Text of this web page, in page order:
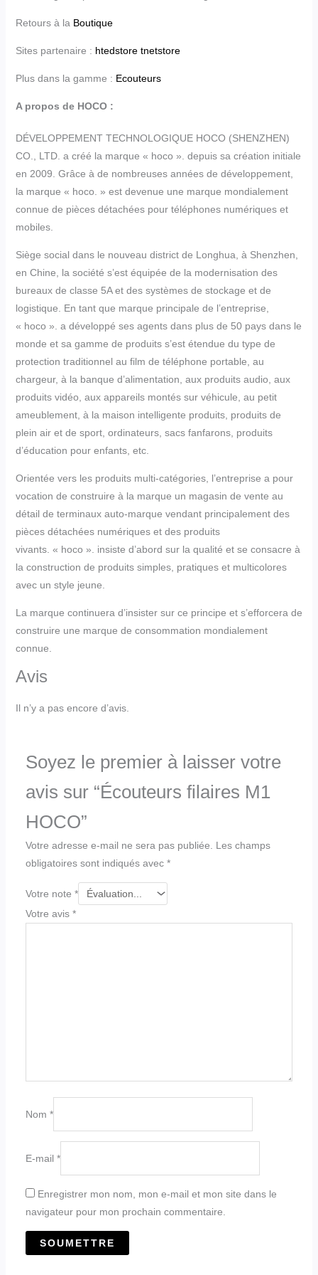
Retours à la Boutique
Sites partenaire : htedstore tnetstore
Plus dans la gamme : Ecouteurs
A propos de HOCO :
DÉVELOPPEMENT TECHNOLOGIQUE HOCO (SHENZHEN)
CO., LTD. a créé la marque « hoco ». depuis sa création initiale
en 2009. Grâce à de nombreuses années de développement,
la marque « hoco. » est devenue une marque mondialement
connue de pièces détachées pour téléphones numériques et
mobiles.
Siège social dans le nouveau district de Longhua, à Shenzhen,
en Chine, la société s’est équipée de la modernisation des
bureaux de classe 5A et des systèmes de stockage et de
logistique. En tant que marque principale de l’entreprise,
« hoco ». a développé ses agents dans plus de 50 pays dans le
monde et sa gamme de produits s’est étendue du type de
protection traditionnel au film de téléphone portable, au
chargeur, à la banque d’alimentation, aux produits audio, aux
produits vidéo, aux appareils montés sur véhicule, au petit
ameublement, à la maison intelligente produits, produits de
plein air et de sport, ordinateurs, sacs fanfarons, produits
d’éducation pour enfants, etc.
Orientée vers les produits multi-catégories, l’entreprise a pour
vocation de construire à la marque un magasin de vente au
détail de terminaux auto-marque vendant principalement des
pièces détachées numériques et des produits
vivants. « hoco ». insiste d’abord sur la qualité et se consacre à
la construction de produits simples, pratiques et multicolores
avec un style jeune.
La marque continuera d’insister sur ce principe et s’efforcera de
construire une marque de consommation mondialement
connue.
Avis
Il n’y a pas encore d’avis.
Soyez le premier à laisser votre
avis sur “Écouteurs filaires M1
HOCO”
Votre adresse e-mail ne sera pas publiée.
Les champs
obligatoires sont indiqués avec *
Votre note *
Votre avis *
Nom *
E-mail *
Enregistrer mon nom, mon e-mail et mon site dans le
navigateur pour mon prochain commentaire.